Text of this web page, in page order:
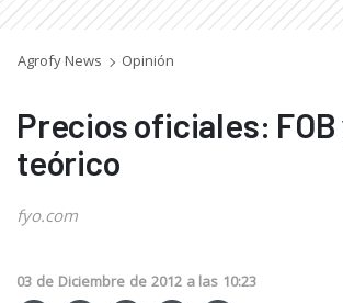
Agrofy News Opinión
Precios oficiales: FOB
teórico
fyo.com
03 de Diciembre de 2012 a las 10:23